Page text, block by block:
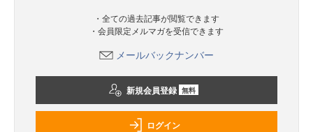
・全ての過去記事が閲覧できます
・会員限定メルマガを受信できます
メールバックナンバー
新規会員登録 無料
ログイン